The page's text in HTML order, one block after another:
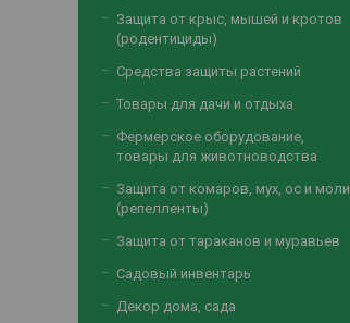
Защита от крыс, мышей и кротов
(родентициды)
Средства защиты растений
Товары для дачи и отдыха
Фермерское оборудование,
товары для животноводства
Защита от комаров, мух, ос и моли
(репелленты)
Защита от тараканов и муравьев
Садовый инвентарь
Декор дома, сада